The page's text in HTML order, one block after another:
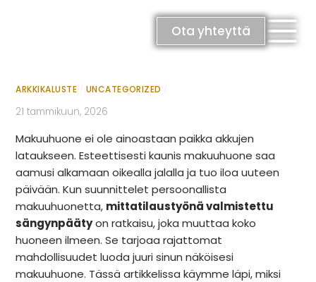
Ota yhteyttä
RATKAISUT
Keittiöt
Kylpyhuoneet
Eteiset
Kodinhoitohuoneet
Makuuhuoneet
Sängynpääty mittatilauksena –
persoonallinen yksityiskohta
ARKKIKALUSTE UNCATEGORIZED
21 tammikuun, 2026
Makuuhuone ei ole ainoastaan paikka akkujen
lataukseen. Esteettisesti kaunis makuuhuone saa
aamusi alkamaan oikealla jalalla ja tuo iloa uuteen
päivään. Kun suunnittelet persoonallista
makuuhuonetta, mittatilaustyönä valmistettu
sängynpäätyon ratkaisu, joka muuttaa koko
huoneen ilmeen. Se tarjoaa rajattomat
mahdollisuudet luoda juuri sinun näköisesi
makuuhuone. Tässä artikkelissa käymme läpi, miksi